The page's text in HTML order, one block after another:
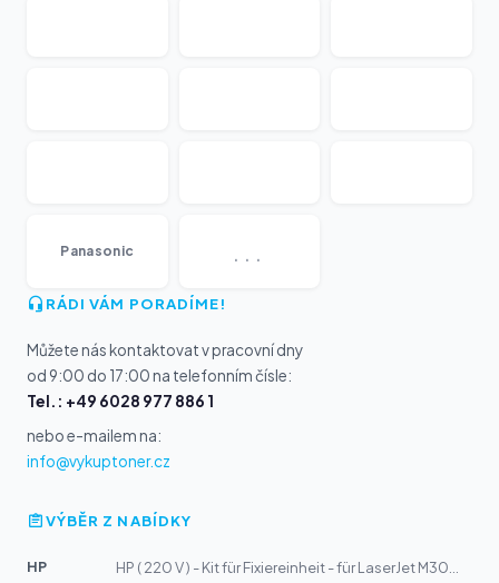
Panasonic ...
RÁDI VÁM PORADÍME!
Můžete nás kontaktovat v pracovní dny
od 9:00 do 17:00 na telefonním čísle:
Tel.: +49 6028 977 886 1
nebo e-mailem na:
info@vykuptoner.cz
VÝBĚR Z NABÍDKY
HP
HP ( 220 V ) - Kit für Fixiereinheit - für LaserJet M30...